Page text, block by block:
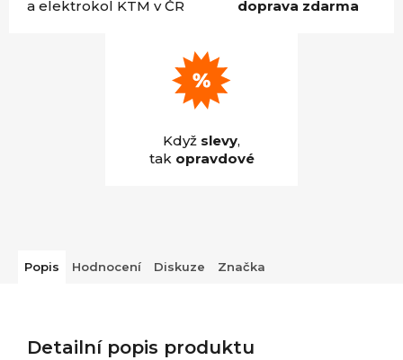
a elektrokol KTM v ČR
doprava zdarma
Když slevy,
tak opravdové
Popis Hodnocení Diskuze Značka
Detailní popis produktu